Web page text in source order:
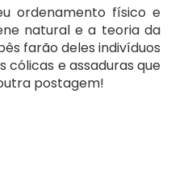
ordenamento físico e
natural e a teoria da
farão deles indivíduos
cólicas e assaduras que
postagem!